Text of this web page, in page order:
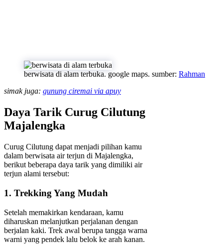
berwisata di alam terbuka. google maps. sumber: Rahman
simak juga: gunung ciremai via apuy
Daya Tarik Curug Cilutung
Majalengka
Curug Cilutung dapat menjadi pilihan kamu
dalam berwisata air terjun di Majalengka,
berikut beberapa daya tarik yang dimiliki air
terjun alami tersebut:
1. Trekking Yang Mudah
Setelah memakirkan kendaraan, kamu
diharuskan melanjutkan perjalanan dengan
berjalan kaki. Trek awal berupa tangga warna
warni yang pendek lalu belok ke arah kanan.